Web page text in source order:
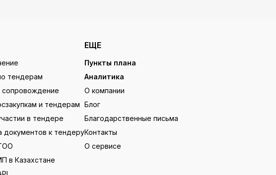
тендерам
и тендерам
в тендере
документов к тендеру
в Казахстане
ЕЩЕ
Пункты плана
Аналитика
О компании
Блог
Благодарственные письма
Контакты
О сервисе